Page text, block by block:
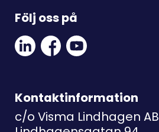
Följ oss på
Linkedin
Social
Link
Facebook
Social
Link
Youtube
Link
Kontaktinformation
c/o Visma Lindhagen AB